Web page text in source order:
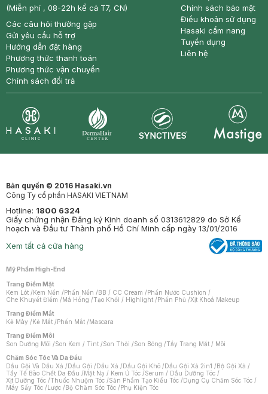
(Miễn phí , 08-22h kể cả T7, CN)
Các câu hỏi thường gặp
Gửi yêu cầu hỗ trợ
Hướng dẫn đặt hàng
Phương thức thanh toán
Phương thức vận chuyển
Chính sách đổi trả
Chính sách bảo mật
Điều khoản sử dụng
Hasaki cẩm nang
Tuyển dụng
Liên hệ
Bản quyền © 2016 Hasaki.vn
Công Ty cổ phần HASAKI VIETNAM
Hotline: 1800 6324
Giấy chứng nhận Đăng ký Kinh doanh số 0313612829 do Sở Kế
hoạch và Đầu tư Thành phố Hồ Chí Minh cấp ngày 13/01/2016
Xem tất cả cửa hàng
Mỹ Phẩm High-End
Trang Điểm Mặt
Kem Lót /Kem Nền /Phấn Nền /BB / CC Cream /Phấn Nước Cushion /
Che Khuyết Điểm /Má Hồng /Tạo Khối / Highlight /Phấn Phủ /Xịt Khoá Makeup
Trang Điểm Mắt
Kẻ Mày /Kẻ Mắt /Phấn Mắt /Mascara
Trang Điểm Môi
Son Dưỡng Môi /Son Kem / Tint /Son Thỏi /Son Bóng /Tẩy Trang Mắt / Môi
Chăm Sóc Tóc Và Da Đầu
Dầu Gội Và Dầu Xả /Dầu Gội /Dầu Xả /Dầu Gội Khô /Dầu Gội Xả 2in1 /Bộ Gội Xả /
Tẩy Tế Bào Chết Da Đầu /Mặt Nạ / Kem Ủ Tóc /Serum / Dầu Dưỡng Tóc /
Xịt Dưỡng Tóc /Thuốc Nhuộm Tóc /Sản Phẩm Tạo Kiểu Tóc /Dụng Cụ Chăm Sóc Tóc /
Máy Sấy Tóc /Lược /Bộ Chăm Sóc Tóc /Phụ Kiện Tóc